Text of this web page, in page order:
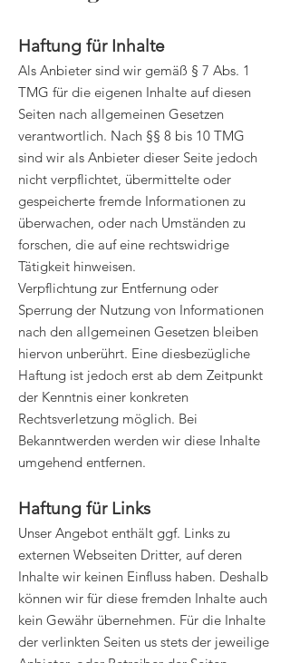
Haftung für Inhalte
Als Anbieter sind wir gemäß § 7 Abs. 1
TMG für die eigenen Inhalte auf diesen
Seiten nach allgemeinen Gesetzen
verantwortlich. Nach §§ 8 bis 10 TMG
sind wir als Anbieter dieser Seite jedoch
nicht verpflichtet, übermittelte oder
gespeicherte fremde Informationen zu
überwachen, oder nach Umständen zu
forschen, die auf eine rechtswidrige
Tätigkeit hinweisen.
Verpflichtung zur Entfernung oder
Sperrung der Nutzung von Informationen
nach den allgemeinen Gesetzen bleiben
hiervon unberührt. Eine diesbezügliche
Haftung ist jedoch erst ab dem Zeitpunkt
der Kenntnis einer konkreten
Rechtsverletzung möglich. Bei
Bekanntwerden werden wir diese Inhalte
umgehend entfernen.
Haftung für Links
Unser Angebot enthält ggf. Links zu
externen Webseiten Dritter, auf deren
Inhalte wir keinen Einfluss haben. Deshalb
können wir für diese fremden Inhalte auch
kein Gewähr übernehmen. Für die Inhalte
der verlinkten Seiten us stets der jeweilige